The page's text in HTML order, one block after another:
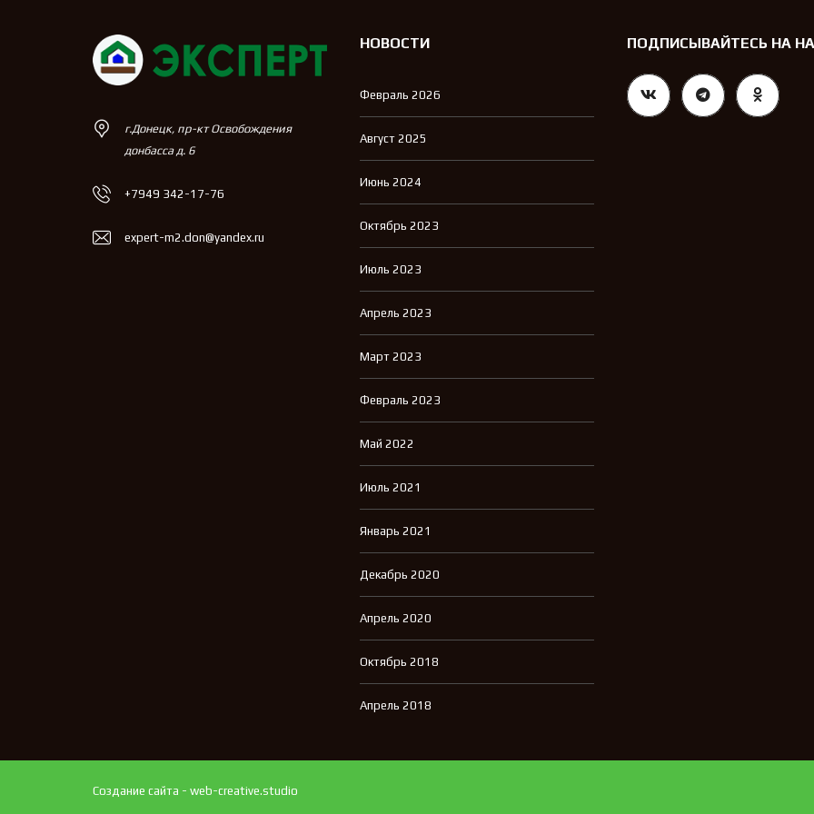
г.Донецк, пр-кт Освобождения
донбасса д. 6
+7949 342-17-76
expert-m2.don@yandex.ru
НОВОСТИ
Февраль 2026
Август 2025
Июнь 2024
Октябрь 2023
Июль 2023
Апрель 2023
Март 2023
Февраль 2023
Май 2022
Июль 2021
Январь 2021
Декабрь 2020
Апрель 2020
Октябрь 2018
Апрель 2018
ПОДПИСЫВАЙТЕСЬ НА
Создание сайта - web-creative.studio